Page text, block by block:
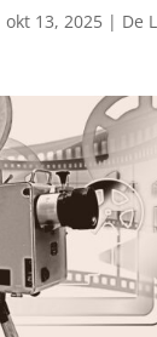
okt 13, 2025| De